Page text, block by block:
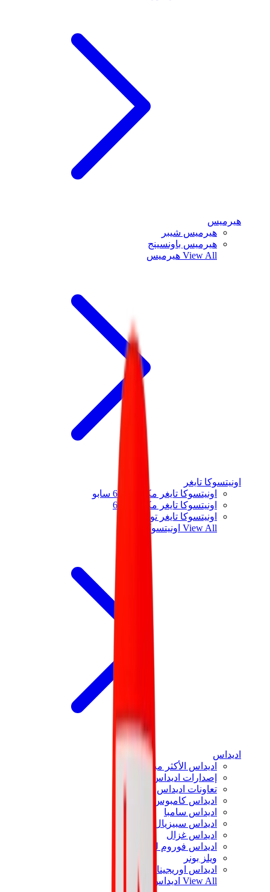
هيرميس
هيرميس شيبر
هيرميس باونسينج
View All هيرميس
اونيتسوكا تايغر
اونيتسوكا تايغر مكسيكو 66 سابو
اونيتسوكا تايغر مكسيكو 66
اونيتسوكا تايغر توكوتن
View All اونيتسوكا تايغر
اديداس
اديداس الأكثر مبيعاً
إصدارات اديداس الجديدة
تعاونات اديداس
اديداس كامبوس
اديداس سامبا
اديداس سبيزيال
اديداس غزال
اديداس فوروم لو
ويلز بونر
اديداس اوريجينالز
View All اديداس